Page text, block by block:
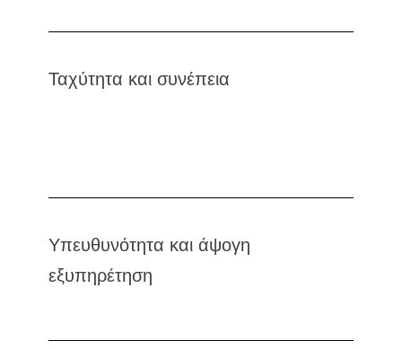
Ταχύτητα και συνέπεια
Υπευθυνότητα και άψογη
εξυπηρέτηση